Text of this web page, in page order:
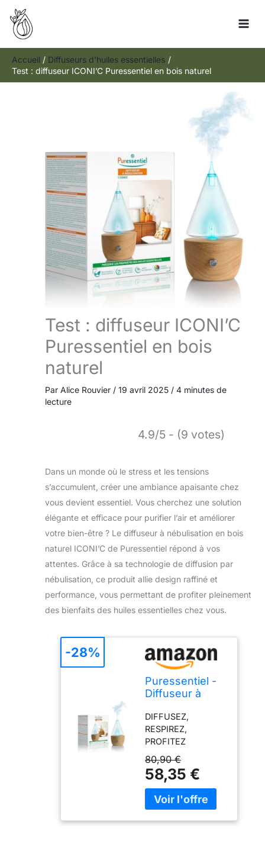
Aller
contenu
Accueil
Diffuseurs d'huiles essentielles
Test : diffuseur ICONI’C Puressentiel en bois naturel
Test : diffuseur ICONI’C
Puressentiel en bois
naturel
Par Alice Rouvier / 19 avril 2025 / 4 minutes de
lecture
4.9/5 - (9 votes)
Dans un monde où le stress et les tensions
s’accumulent, créer une ambiance apaisante chez
vous devient essentiel. Vous cherchez une solution
élégante et efficace pour purifier l’air et améliorer
votre bien-être ? Le diffuseur à nébulisation en bois
naturel ICONI’C de Puressentiel répond à vos
attentes. Grâce à sa technologie de diffusion par
nébulisation, ce produit allie design raffiné et
performance, vous permettant de profiter pleinement
des bienfaits des huiles essentielles chez vous.
Puressentiel -
Diffuseur à
Bois Naturel
ICONI'C, Blanc
et Bois, 1 Unité
(Lot de 1)
DIFFUSEZ,
RESPIREZ,
PROFITEZ
pleinement des
bienfaits des huiles
essentielles Ce
diffuseur
d'aromathérapie
80,90 €
58,35 €
-28%
Rechercher